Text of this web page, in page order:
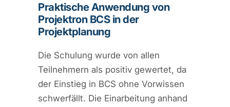
Praktische Anwendung von
Projektron BCS in der
Projektplanung
Die Schulung wurde von allen
Teilnehmern als positiv gewertet, da
der Einstieg in BCS ohne Vorwissen
schwerfällt. Die Einarbeitung anhand